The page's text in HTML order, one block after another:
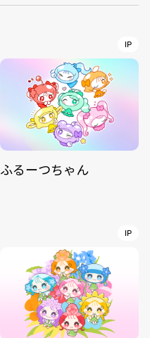
IP
ふるーつちゃん
IP